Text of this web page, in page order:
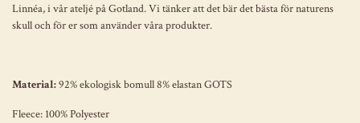
Linnéa, i vår ateljé på Gotland. Vi tänker att det bär det bästa för naturens
skull och för er som använder våra produkter.
Material:92% ekologisk bomull 8% elastan GOTS
Fleece: 100% Polyester